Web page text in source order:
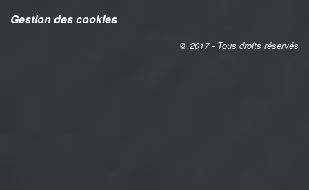
Gestion des cookies
© 2017 - Tous droits réservés